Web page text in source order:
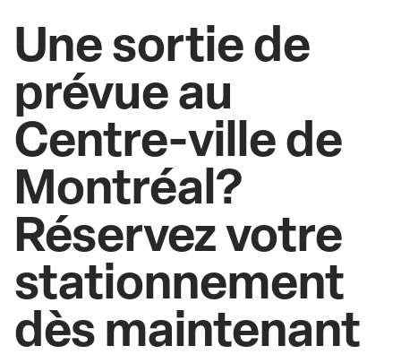
Une sortie de
prévue au
Centre-ville de
Montréal?
Réservez votre
stationnement
dès maintenant